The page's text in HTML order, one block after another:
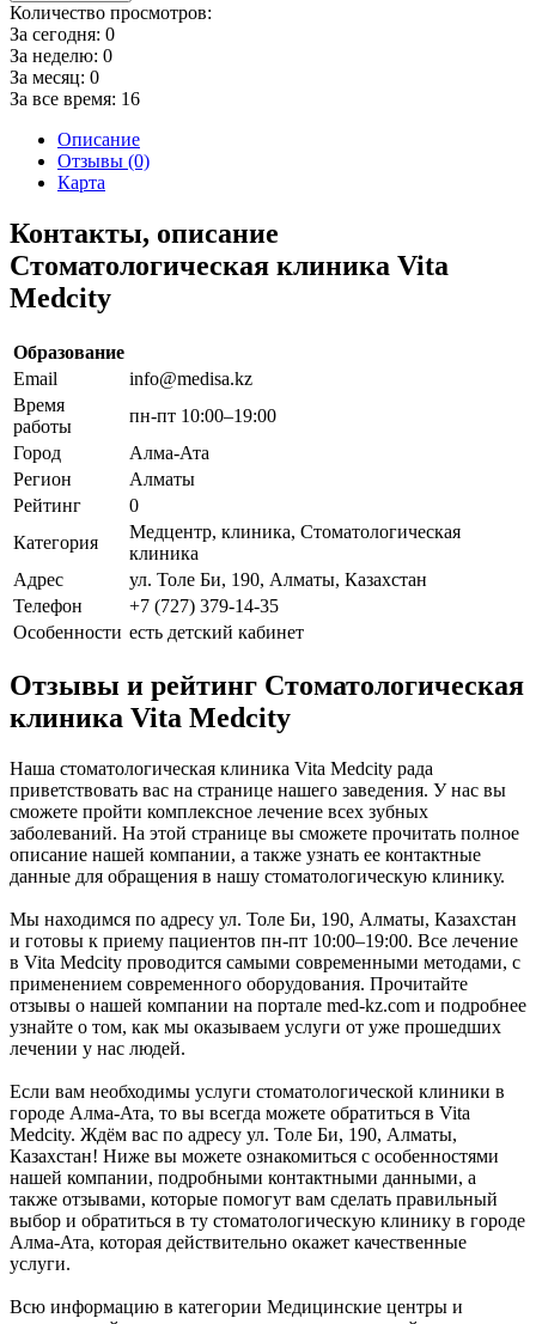
Количество просмотров:
За сегодня: 0
За неделю: 0
За месяц: 0
За все время: 16
Описание
Отзывы (0)
Карта
Контакты, описание
Стоматологическая клиника Vita
Medcity
Образование
Email
info@medisa.kz
Время
работы
пн-пт 10:00–19:00
Город
Алма-Ата
Регион
Алматы
Рейтинг
0
Категория
Медцентр, клиника, Стоматологическая
клиника
Адрес
ул. Толе Би, 190, Алматы, Казахстан
Телефон
+7 (727) 379-14-35
Особенности есть детский кабинет
Отзывы и рейтинг Стоматологическая
клиника Vita Medcity
Наша стоматологическая клиника Vita Medcity рада
приветствовать вас на странице нашего заведения. У нас вы
сможете пройти комплексное лечение всех зубных
заболеваний. На этой странице вы сможете прочитать полное
описание нашей компании, а также узнать ее контактные
данные для обращения в нашу стоматологическую клинику.
Мы находимся по адресу ул. Толе Би, 190, Алматы, Казахстан
и готовы к приему пациентов пн-пт 10:00–19:00. Все лечение
в Vita Medcity проводится самыми современными методами, с
применением современного оборудования. Прочитайте
отзывы о нашей компании на портале med-kz.com и подробнее
узнайте о том, как мы оказываем услуги от уже прошедших
лечении у нас людей.
Если вам необходимы услуги стоматологической клиники в
городе Алма-Ата, то вы всегда можете обратиться в Vita
Medcity. Ждём вас по адресу ул. Толе Би, 190, Алматы,
Казахстан! Ниже вы можете ознакомиться с особенностями
нашей компании, подробными контактными данными, а
также отзывами, которые помогут вам сделать правильный
выбор и обратиться в ту стоматологическую клинику в городе
Алма-Ата, которая действительно окажет качественные
услуги.
Всю информацию в категории Медицинские центры и